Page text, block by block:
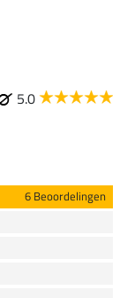
5.0
6 Beoordelingen